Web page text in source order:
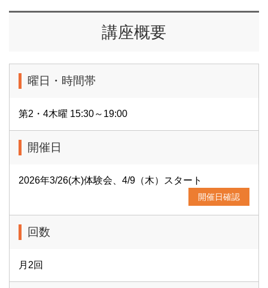
講座概要
曜日・時間帯
第2・4木曜 15:30～19:00
開催日
2026年3/26(木)体験会、4/9（木）スタート
開催日確認
回数
月2回